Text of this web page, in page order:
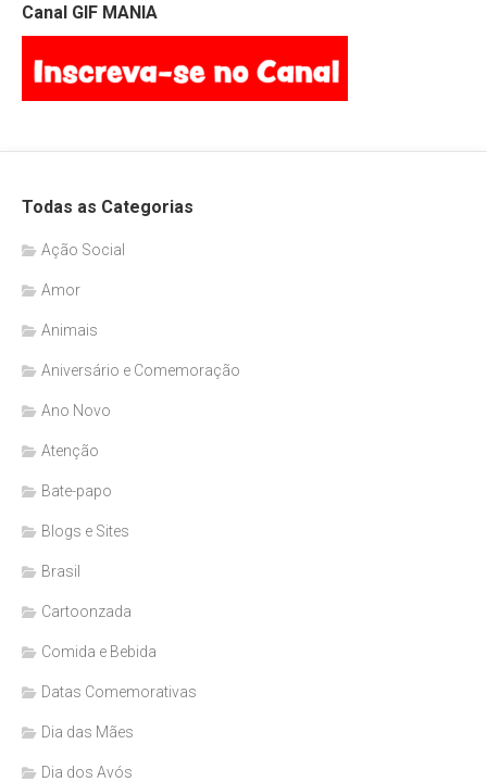
Canal GIF MANIA
Todas as Categorias
Ação Social
Amor
Animais
Aniversário e Comemoração
Ano Novo
Atenção
Bate-papo
Blogs e Sites
Brasil
Cartoonzada
Comida e Bebida
Datas Comemorativas
Dia das Mães
Dia dos Avós